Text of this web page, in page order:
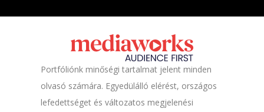
Portfóliónk minőségi tartalmat jelent minden
olvasó számára. Egyedülálló elérést, országos
lefedettséget és változatos megjelenési